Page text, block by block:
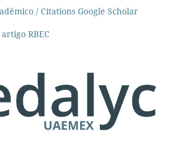
/ Citations Google Scholar
RBEC